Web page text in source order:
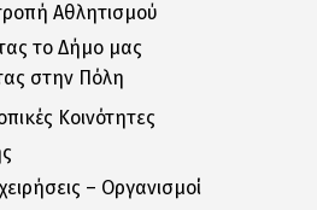
Αθλητισμού
το Δήμο μας
στην Πόλη
Κοινότητες
– Οργανισμοί